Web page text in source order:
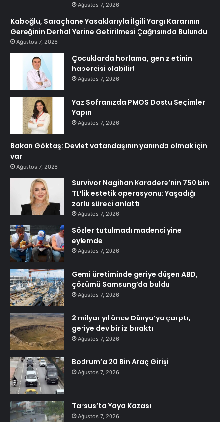
Ağustos 7, 2026
Kaboğlu, Saraçhane Yasaklarıyla İlgili Yargı Kararının
Gereğinin Derhal Yerine Getirilmesi Çağrısında Bulundu
Ağustos 7, 2026
Çocuklarda horlama, geniz etinin
habercisi olabilir!
Ağustos 7, 2026
Yaz Sofranızda PMOS Dostu Seçimler
Yapın
Ağustos 7, 2026
Bakan Göktaş: Devlet vatandaşının yanında olmak için
var
Ağustos 7, 2026
Survivor Nagihan Karadere’nin 750 bin
TL’lik estetik operasyonu: Yaşadığı
zorlu süreci anlattı
Ağustos 7, 2026
Sözler tutulmadı madenci yine
eylemde
Ağustos 7, 2026
Gemi üretiminde geriye düşen ABD,
çözümü Samsung’da buldu
Ağustos 7, 2026
2 milyar yıl önce Dünya’ya çarptı,
geriye dev bir iz bıraktı
Ağustos 7, 2026
Bodrum’a 20 Bin Araç Girişi
Ağustos 7, 2026
Tarsus’ta Yaya Kazası
Ağustos 7, 2026